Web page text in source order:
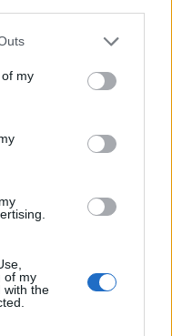
sus preferencias
"Privacidad" en la
one or more Google
including but
You may click to
in below Google
my
of my
with the